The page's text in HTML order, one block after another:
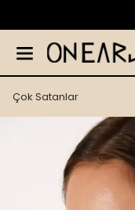
Çok Satanlar